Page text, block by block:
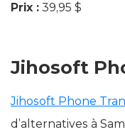
Prix : 39,95 $
Jihosoft
Jihosoft Phone
d’alternatives à